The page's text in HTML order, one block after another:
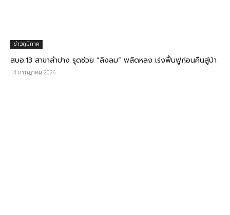
ข่าวภูมิภาค
สบอ.13 สาขาลำปาง รุดช่วย “ลิงลม” พลัดหลง เร่งฟื้นฟูก่อนคืนสู่ป่า
14 กรกฎาคม 2026